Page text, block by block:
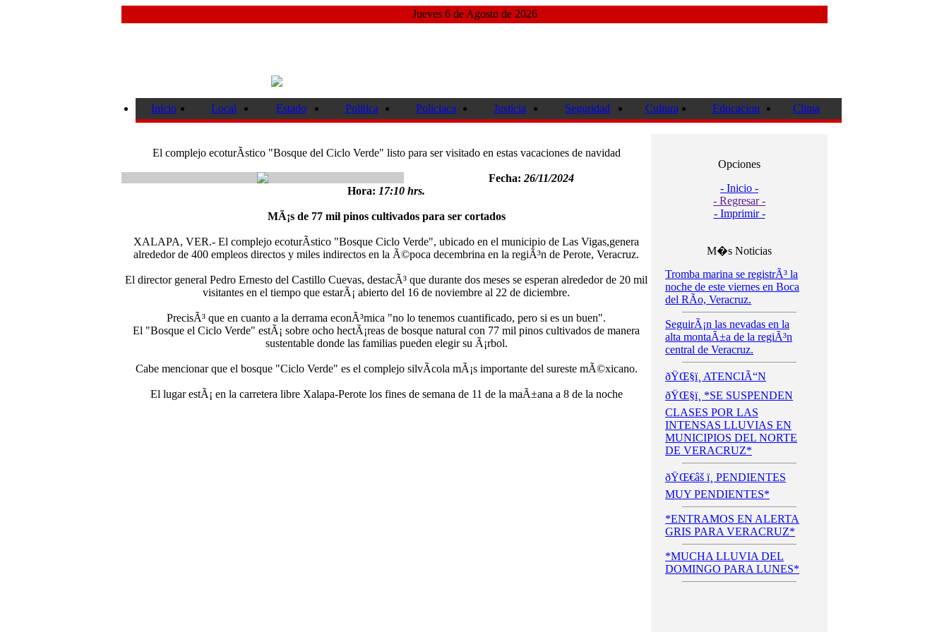
Jueves 6 de Agosto de 2026
Inicio Local Estado Politica Policiaca Justicia Seguridad Cultura Educacion Clima
El complejo ecoturÃ­stico "Bosque del Ciclo Verde" listo para ser visitado en estas vacaciones de navidad
Fecha: 26/11/2024
Hora: 17:10 hrs.
MÃ¡s de 77 mil pinos cultivados para ser cortados
XALAPA, VER.- El complejo ecoturÃ­stico "Bosque Ciclo Verde", ubicado en el municipio de Las Vigas,genera
alrededor de 400 empleos directos y miles indirectos en la Ã©poca decembrina en la regiÃ³n de Perote, Veracruz.
El director general Pedro Ernesto del Castillo Cuevas, destacÃ³ que durante dos meses se esperan alrededor de 20 mil
visitantes en el tiempo que estarÃ¡ abierto del 16 de noviembre al 22 de diciembre.
PrecisÃ³ que en cuanto a la derrama econÃ³mica "no lo tenemos cuantificado, pero si es un buen".
El "Bosque el Ciclo Verde" estÃ¡ sobre ocho hectÃ¡reas de bosque natural con 77 mil pinos cultivados de manera
sustentable donde las familias pueden elegir su Ã¡rbol.
Cabe mencionar que el bosque "Ciclo Verde" es el complejo silvÃ­cola mÃ¡s importante del sureste mÃ©xicano.
El lugar estÃ¡ en la carretera libre Xalapa-Perote los fines de semana de 11 de la maÃ±ana a 8 de la noche
Opciones
- Inicio -
- Regresar -
- Imprimir -
M�s Noticias
Tromba marina se registrÃ³ la
noche de este viernes en Boca
del RÃ­o, Veracruz.
SeguirÃ¡n las nevadas en la
alta montaÃ±a de la regiÃ³n
central de Veracruz.
ðŸŒ§ï¸ ATENCIÃ“N
ðŸŒ§ï¸ *SE SUSPENDEN
CLASES POR LAS
INTENSAS LLUVIAS EN
MUNICIPIOS DEL NORTE
DE VERACRUZ*
ðŸŒ€âš ï¸ PENDIENTES
MUY PENDIENTES*
*ENTRAMOS EN ALERTA
GRIS PARA VERACRUZ*
*MUCHA LLUVIA DEL
DOMINGO PARA LUNES*